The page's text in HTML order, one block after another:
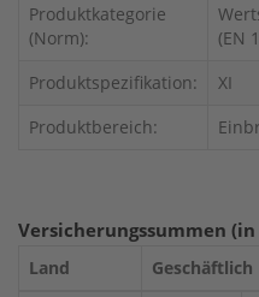
Produktkategorie
(Norm):
(EN
Produktspezifikation:
XI
Produktbereich:
Versicherungssummen (in
Land Geschäftlich